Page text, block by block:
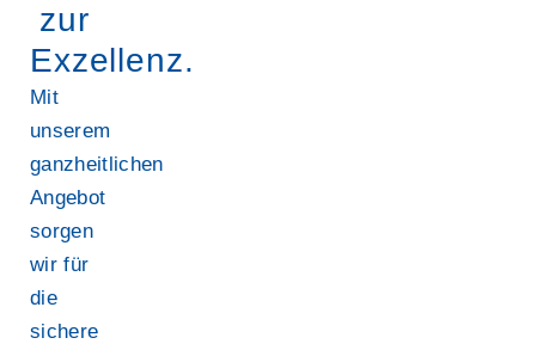
zur
Exzellenz.
Mit
unserem
ganzheitlichen
Angebot
sorgen
wir für
die
sichere